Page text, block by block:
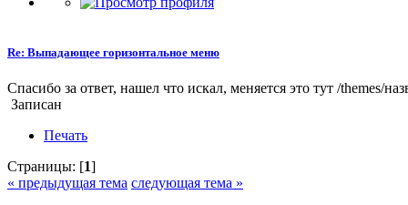
Re: Выпадающее горизонтальное меню
Спасибо за ответ, нашел что искал, меняется это тут /themes/
Записан
Печать
Страницы: [1]
« предыдущая тема следующая тема »